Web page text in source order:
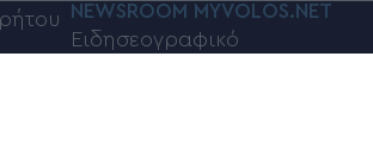
NEWSROOM MYVOLOS.NET
Ειδησεογραφικό